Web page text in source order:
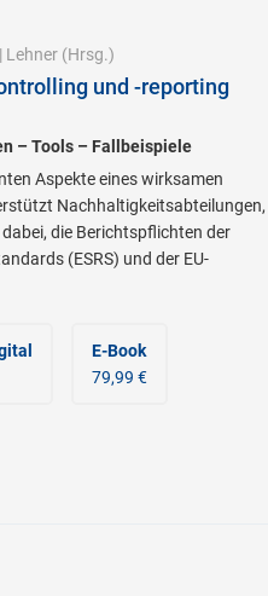
| Lehner (Hrsg.)
und -reporting
– Tools – Fallbeispiele
Aspekte eines wirksamen
Nachhaltigkeitsabteilungen,
die Berichtspflichten der
(ESRS) und der EU-
E-Book
79,99 €